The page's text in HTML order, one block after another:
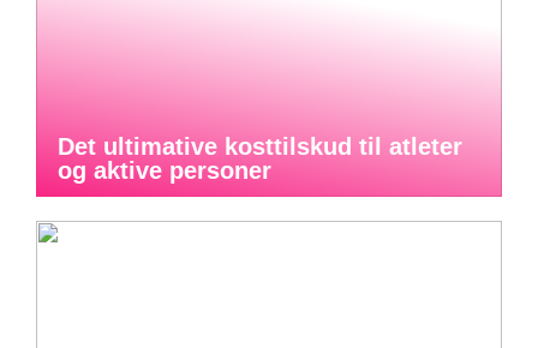
Det ultimative kosttilskud til atleter
og aktive personer